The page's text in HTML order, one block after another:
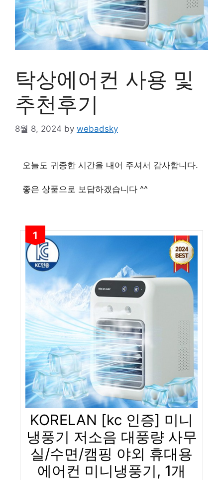
탁상에어컨 사용 및
추천후기
8월 8, 2024 by webadsky
오늘도 귀중한 시간을 내어 주셔서 감사합니다.
좋은 상품으로 보답하겠습니다 ^^
1
KORELAN [kc 인증] 미니
냉풍기 저소음 대풍량 사무
실/수면/캠핑 야외 휴대용
에어컨 미니냉풍기, 1개